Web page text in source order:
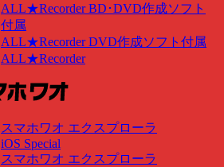
ALL★Recorder BD･DVD作成ソフト
付属
ALL★Recorder DVD作成ソフト付属
ALL★Recorder
スマホワオ エクスプローラ
iOS Special
スマホワオ エクスプローラ